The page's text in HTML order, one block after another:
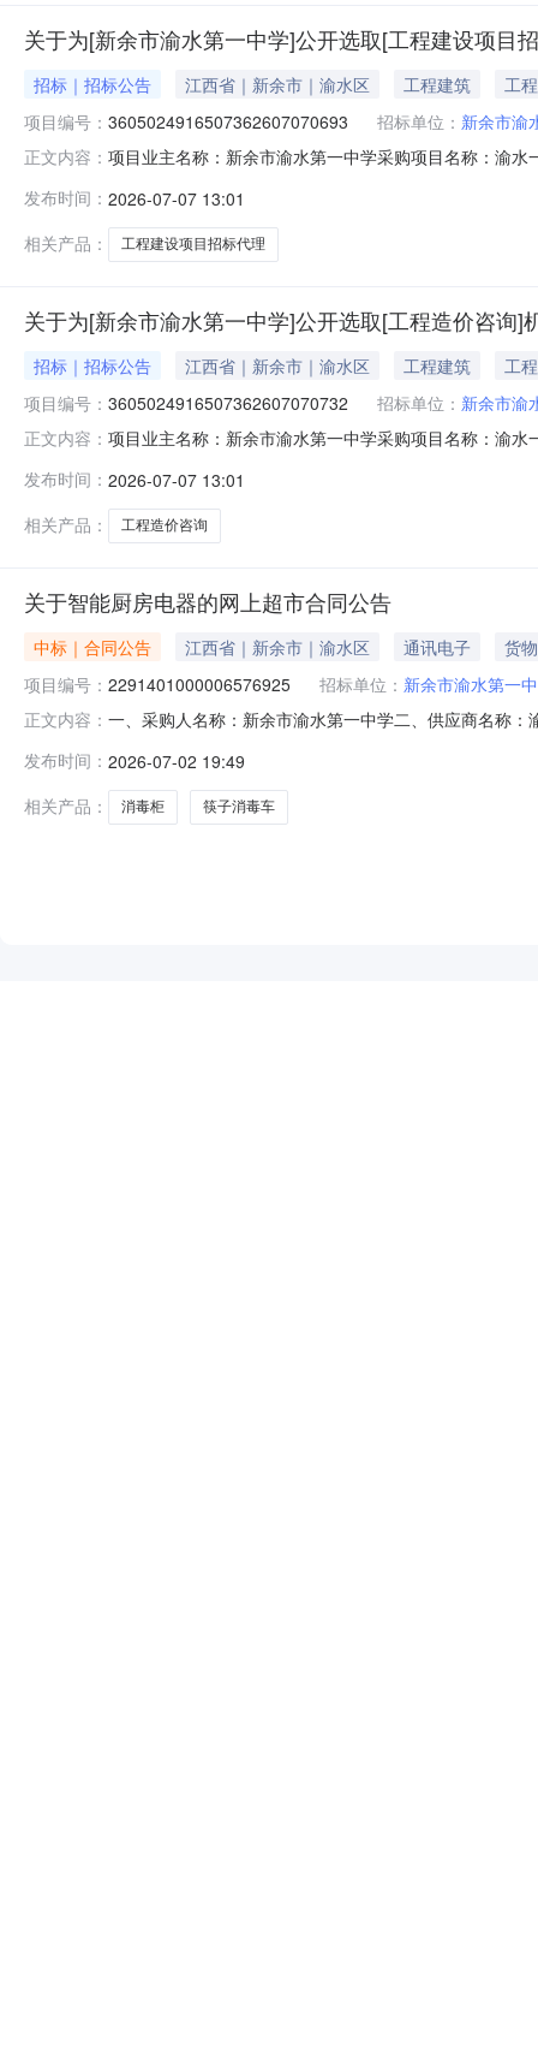
关于为[新余市渝水第一中学]公开选取[工程建设项目
招标｜招标公告 江西省｜新余市｜渝水区 工程建筑
工程
项目编号： 3605024916507362607070693 招标单位： 新余市渝
正文内容： 项目业主名称：新余市渝水第一中学采购项目名称：渝
水一中艺术楼多功能房及教学楼厕所改造项目工程建设
选取中介方式
发布时间： 2026-07-07 13:01
相关产品：
工程建设项目招标代理
关于为[新余市渝水第一中学]公开选取[工程造价咨询]
招标｜招标公告 江西省｜新余市｜渝水区 工程建筑
工程
项目编号： 3605024916507362607070732 招标单位： 新余市渝
正文内容： 项目业主名称：新余市渝水第一中学采购项目名称：渝
功能房及教学楼厕所改造项目预算编制工作洽谈时间：3
邀请的中介：中恭鸿
发布时间： 2026-07-07 13:01
相关产品：
工程造价咨询
关于智能厨房电器的网上超市合同公告
中标｜合同公告 江西省｜新余市｜渝水区 通讯电子
货物
项目编号： 2291401000006576925 招标单位： 新余市渝水第一
正文内容： 一、采购人名称：新余市渝水第一中学二、供应商名称
1.00186018602消毒柜高温消毒柜无品牌消毒柜个
发布时间： 2026-07-02 19:49
相关产品：
消毒柜 筷子消毒车